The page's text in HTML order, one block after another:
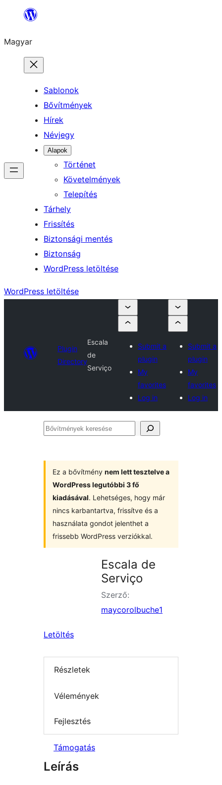
Ugrás
tartalomhoz
Magyar
Sablonok
Bővítmények
Hírek
Névjegy
Alapok
Történet
Követelmények
Telepítés
Tárhely
Frissítés
Biztonsági mentés
Biztonság
WordPress letöltése
WordPress letöltése
Plugin
Directory
Escala
de
Serviço
Submit a
plugin
My
favorites
Log in
Submit a
plugin
My
favorites
Log in
Bővítmények
Ez a bővítmény nem lett tesztelve a
WordPress legutóbbi 3 fő
kiadásával. Lehetséges, hogy már
nincs karbantartva, frissítve és a
használata gondot jelenthet a
frissebb WordPress verziókkal.
Escala de
Serviço
Szerző:
maycorolbuche1
Letöltés
Részletek
Vélemények
Fejlesztés
Támogatás
Leírás